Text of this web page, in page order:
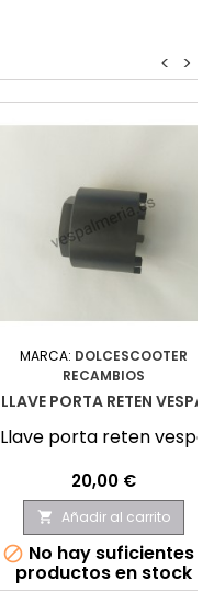
>
<
MARCA: DOLCESCOOTER
RECAMBIOS
LLAVE PORTA RETEN VESPA
Llave porta reten vespa
Precio
20,00 €
 Añadir al carrito
 No hay suficientes
productos en stock